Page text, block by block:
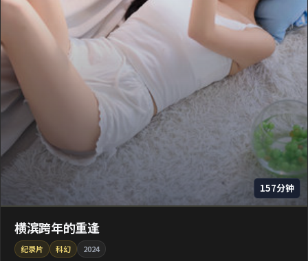
157分钟
横滨跨年的重逢
纪录片 科幻 2024